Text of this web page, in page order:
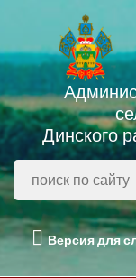
Динского
Версия для